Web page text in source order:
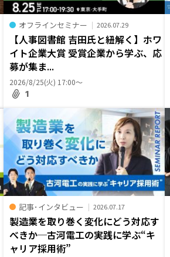
オフラインセミナー 2026.07.29
【人事図書館 吉田氏と紐解く】ホワ
イト企業大賞 受賞企業から学ぶ、応
募が集ま...
2026/8/25(火) 17:00〜
1
記事･インタビュー 2026.07.17
製造業を取り巻く変化にどう対応す
べきか─古河電工の実践に学ぶ“キ
ャリア採用術”